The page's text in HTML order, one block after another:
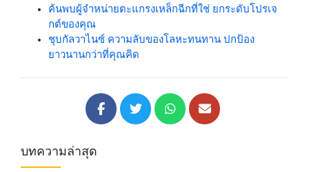
ค้นพบผู้จำหน่ายตะแกรงเหล็กฉีกที่ใช่ ยกระดับโปรเจ
กต์ของคุณ
ชุบกัลวาไนซ์ ความลับของโลหะทนทาน ปกป้อง
ยาวนานกว่าที่คุณคิด
บทความล่าสุด